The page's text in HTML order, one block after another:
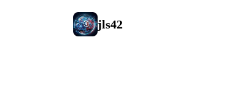
jls42